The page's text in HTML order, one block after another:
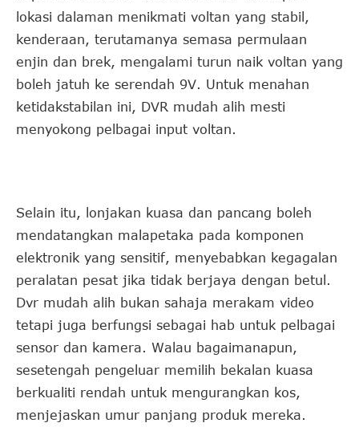
lokasi dalaman menikmati voltan yang stabil,
kenderaan, terutamanya semasa permulaan
enjin dan brek, mengalami turun naik voltan yang
boleh jatuh ke serendah 9V. Untuk menahan
ketidakstabilan ini, DVR mudah alih mesti
menyokong pelbagai input voltan.
Selain itu, lonjakan kuasa dan pancang boleh
mendatangkan malapetaka pada komponen
elektronik yang sensitif, menyebabkan kegagalan
peralatan pesat jika tidak berjaya dengan betul.
Dvr mudah alih bukan sahaja merakam video
tetapi juga berfungsi sebagai hab untuk pelbagai
sensor dan kamera. Walau bagaimanapun,
sesetengah pengeluar memilih bekalan kuasa
berkualiti rendah untuk mengurangkan kos,
menjejaskan umur panjang produk mereka.